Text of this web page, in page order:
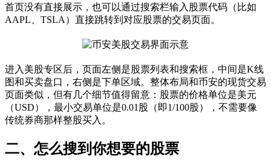
首页没有直接展示，也可以通过搜索栏输入股票代码（比如
AAPL、TSLA）直接跳转到对应股票的交易页面。
进入美股专区后，页面左侧是股票列表和搜索框，中间是K线
图和买卖盘口，右侧是下单区域。整体布局和币安的现货交易
页面类似，但有几个细节值得留意：股票的价格单位是美元
（USD），最小交易单位是0.01股（即1/100股），不需要像
传统券商那样整股买入。
二、怎么搜到你想要的股票